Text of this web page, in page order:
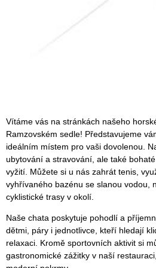
Vítáme vás na stránkách našeho
Ramzovském sedle! Představujeme
ideálním místem pro vaši dovolenou.
ubytování a stravování, ale také
vyžití. Můžete si u nás zahrát tenis,
vyhřívaného bazénu se slanou vodou,
cyklistické trasy v okolí.
Naše chata poskytuje pohodlí a
dětmi, páry i jednotlivce, kteří hledají
relaxaci. Kromě sportovních aktivit si
gastronomické zážitky v naší